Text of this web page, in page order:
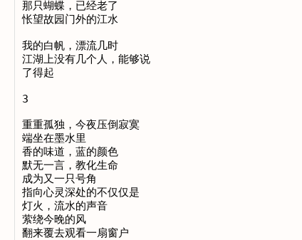
那只蝴蝶，已经老了
怅望故园门外的江水
我的白帆，漂流几时
江湖上没有几个人，能够说
了得起
3
重重孤独，今夜压倒寂寞
端坐在墨水里
香的味道，蓝的颜色
默无一言，教化生命
成为又一只号角
指向心灵深处的不仅仅是
灯火，流水的声音
萦绕今晚的风
翻来覆去观看一扇窗户